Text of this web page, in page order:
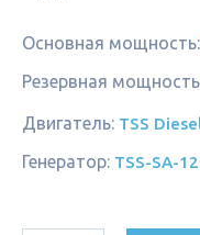
Основная мощность:
Резервная
Двигатель: TSS
Генератор: TSS-SA-